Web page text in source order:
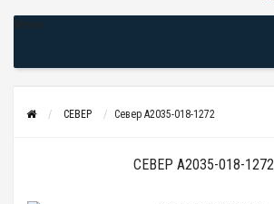
СЕВЕР Север A2035-018-1272
СЕВЕР A2035-018-1272